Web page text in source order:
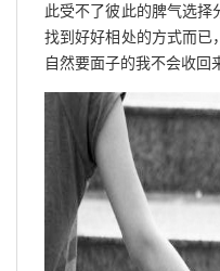
此受不了彼此的脾气选择
找到好好相处的方式而已
自然要面子的我不会收回